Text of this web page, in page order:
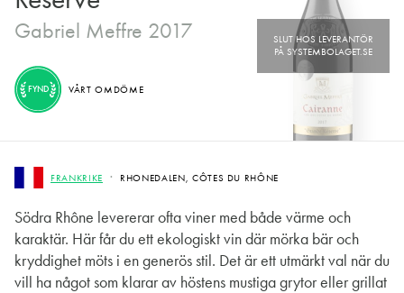
Gabriel Meffre 2017
FRANKRIKE RHONEDALEN, CÔTES DU RHÔNE
Södra Rhône levererar ofta viner med både värme och
karaktär. Här får du ett ekologiskt vin där mörka bär och
kryddighet möts i en generös stil. Det är ett utmärkt val när du
vill ha något som klarar av höstens mustiga grytor eller grillat
FYND VÅRT OMDÖME